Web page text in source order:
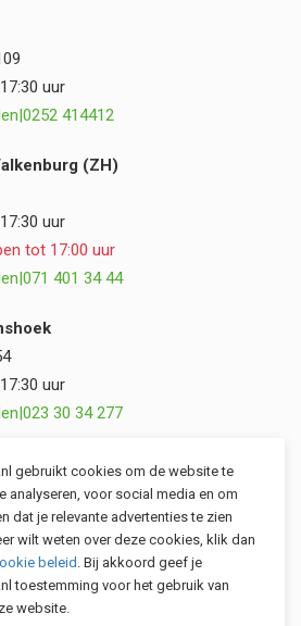
uur
|0252 414412
(ZH)
uur
tot 17:00 uur
|071 401 34 44
uur
|023 30 34 277
(ZH)
uur
|071 401 34 44
gebruikt cookies om de website te
analyseren, voor social media en om
dat je relevante advertenties te zien
wilt weten over deze cookies, klik dan
beleid . Bij akkoord geef je
toestemming voor het gebruik van
website.